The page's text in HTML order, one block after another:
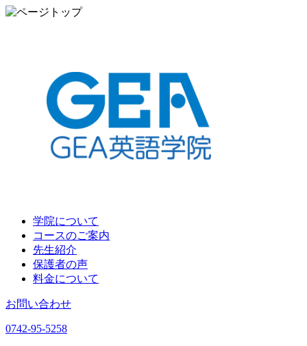
学院について
コースのご案内
先生紹介
保護者の声
料金について
お問い合わせ
0742-95-5258